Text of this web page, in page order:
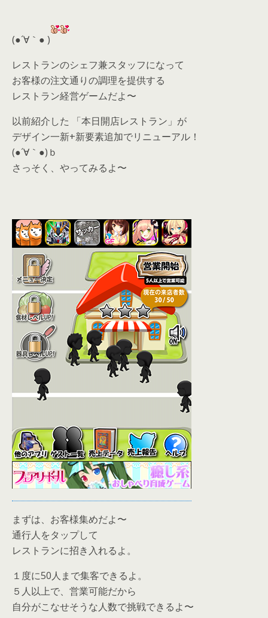
(●´∀｀● )
レストランのシェフ兼スタッフになって
お客様の注文通りの調理を提供する
レストラン経営ゲームだよ〜
以前紹介した 「本日開店レストラン」が
デザイン一新+新要素追加でリニューアル！
(●´∀｀●)ｂ
さっそく、やってみるよ〜
まずは、お客様集めだよ〜
通行人をタップして
レストランに招き入れるよ。
１度に50人まで集客できるよ。
５人以上で、営業可能だから
自分がこなせそうな人数で挑戦できるよ〜